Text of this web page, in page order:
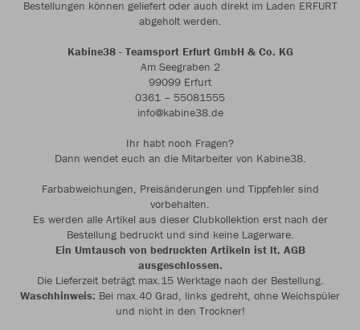
Bestellungen können geliefert oder auch direkt im Laden ERFURT
abgeholt werden.
Kabine38 - Teamsport Erfurt GmbH & Co. KG
Am Seegraben 2
99099 Erfurt
0361 – 55081555
info@kabine38.de
Ihr habt noch Fragen?
Dann wendet euch an die Mitarbeiter von Kabine38.
Farbabweichungen, Preisänderungen und Tippfehler sind
vorbehalten.
Es werden alle Artikel aus dieser Clubkollektion erst nach der
Bestellung bedruckt und sind keine Lagerware.
Ein Umtausch von bedruckten Artikeln ist lt. AGB
ausgeschlossen.
Die Lieferzeit beträgt max.15 Werktage nach der Bestellung.
Waschhinweis: Bei max.40 Grad, links gedreht, ohne Weichspüler
und nicht in den Trockner!